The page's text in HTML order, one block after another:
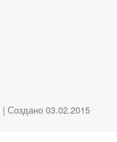
Создано 03.02.2015